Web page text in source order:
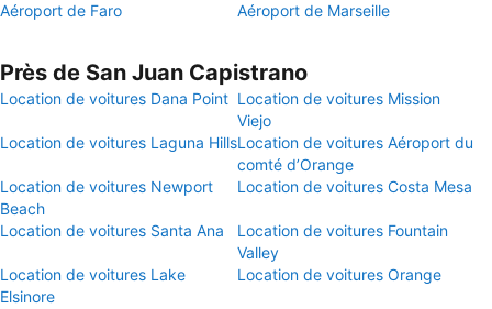
Aéroport de Faro
Aéroport de Marseille
Près de San Juan Capistrano
Location de voitures Dana Point Location de voitures Mission
Viejo
Location de voitures Laguna HillsLocation de voitures Aéroport du
comté d’Orange
Location de voitures Newport
Beach
Location de voitures Costa Mesa
Location de voitures Santa Ana
Location de voitures Fountain
Valley
Location de voitures Lake
Elsinore
Location de voitures Orange